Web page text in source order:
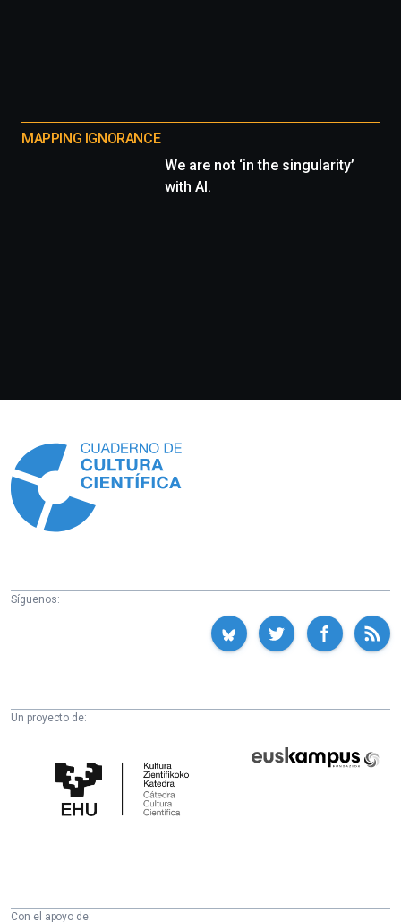
MAPPING IGNORANCE
We are not ‘in the singularity’
with AI.
Síguenos:
Un proyecto de:
Cultura
Científica
Fundazioa
Con el apoyo de: